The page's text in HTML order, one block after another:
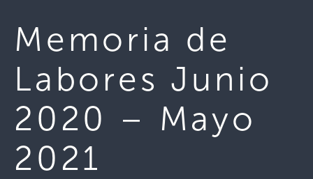
Memoria de
Labores Junio
2020 – Mayo
2021